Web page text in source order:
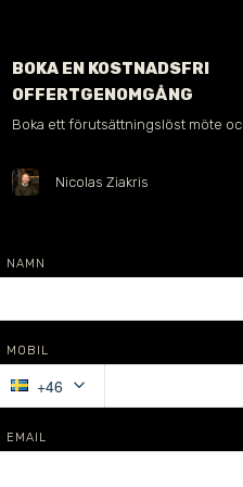
BOKA EN KOSTNADSFRI
OFFERTGENOMGÅNG
Boka ett förutsättningslöst möte
Nicolas Ziakris
NAMN
MOBIL
+46 keyboard_arrow_down
EMAIL